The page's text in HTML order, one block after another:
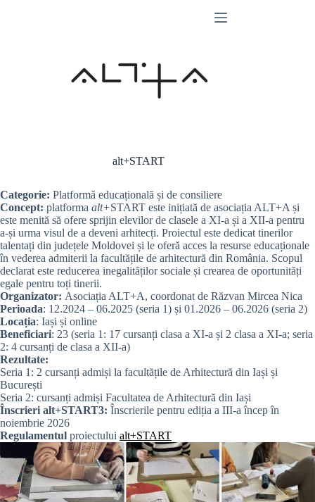
alt+START
Categorie: Platformă educațională și de consiliere
Concept: platforma alt+START este inițiată de asociația ALT+A și
este menită să ofere sprijin elevilor de clasele a XI-a și a XII-a pentru
a-și urma visul de a deveni arhitecți. Proiectul este dedicat tinerilor
talentați din județele Moldovei și le oferă acces la resurse educaționale
în vederea admiterii la facultățile de arhitectură din România. Scopul
declarat este reducerea inegalităților sociale și crearea de oportunități
egale pentru toți tinerii.
Organizator: Asociația ALT+A, coordonat de Răzvan Mircea Nica
Perioada: 12.2024 – 06.2025 (seria 1) și 01.2026 – 06.2026 (seria 2)
Locația: Iași și online
Beneficiari: 23 (seria 1: 17 cursanți clasa a XI-a și 2 clasa a XI-a; seria
2: 4 cursanți de clasa a XII-a)
Rezultate:
Seria 1: 2 cursanți admiși la facultățile de Arhitectură din Iași și
București
Seria 2: cursanți admiși Facultatea de Arhitectură din Iași
Înscrieri alt+START3: Înscrierile pentru ediția a III-a încep în
noiembrie 2026
Regulamentul proiectului alt+START